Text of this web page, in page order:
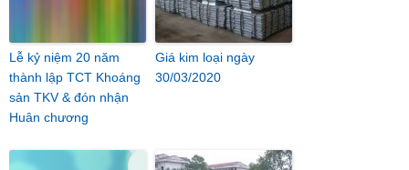
Lễ kỷ niệm 20 năm
thành lập TCT Khoáng
sản TKV & đón nhận
Huân chương
Giá kim loại ngày
30/03/2020